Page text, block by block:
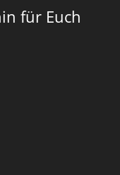
für Euch